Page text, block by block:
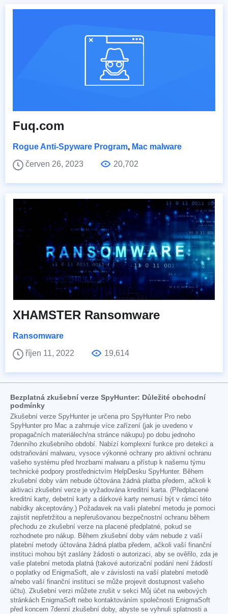
Fuq.com
Rogue Anti-Spyware Program, Mac malware
červen 26, 2023
20,702
XHAMSTER Ransomware
Ransomware
říjen 11, 2022
19,614
Bezplatná zkušební verze SpyHunter: Důležité obchodní
podmínky
Zkušební verze SpyHunter je určena pro SpyHunter Pro nebo
SpyHunter pro Mac a zahrnuje více zařízení (jak je uvedeno v
propagačních materiálech/na stránce nákupu) po dobu jednoho
7denního zkušebního období. Nabízí komplexní funkce pro detekci a
odstraňování malwaru, vysoce výkonné ochrany pro aktivní ochranu
vašeho systému před hrozbami malwaru a přístup k našemu týmu
technické podpory prostřednictvím HelpDesku SpyHunter. Během
zkušební doby vám nebude účtována žádná platba předem, ačkoli k
aktivaci zkušební verze je vyžadována kreditní karta. (Předplacené
kreditní karty, debetní karty a dárkové karty nemusí být v rámci této
nabídky akceptovány.) Požadavek na vaši platební metodu je pomoci
zajistit nepřetržitou a nepřerušovanou bezpečnostní ochranu během
přechodu ze zkušební verze na placené předplatné, pokud se
rozhodnete pro nákup. Během zkušební doby vám nebude z vaší
platební metody účtována žádná platba předem, ačkoli vaší finanční
instituci mohou být zaslány žádosti o autorizaci, aby se ověřilo, zda je
vaše platební metoda platná (takové autorizační podání není žádostí
o poplatky od EnigmaSoft, ale v závislosti na vaší platební metodě
a/nebo vaší finanční instituci se může projevit dostupnost vašeho
účtu). Zkušební verzi můžete zrušit v sekci Můj účet na webových
stránkách EnigmaSoft nebo kontaktováním společnosti EnigmaSoft
před koncem 7denní zkušební doby, abyste se vyhnuli splatnosti a